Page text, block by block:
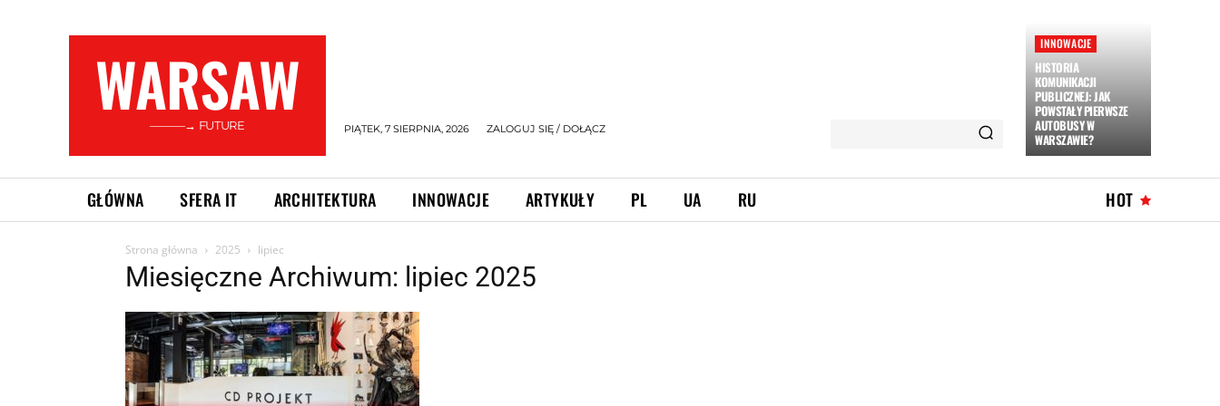
WARSAW
———→ FUTURE PIĄTEK, 7 SIERPNIA, 2026 ZALOGUJ SIĘ / DOŁĄCZ
INNOWACJE
HISTORIA
KOMUNIKACJI
PUBLICZNEJ: JAK
POWSTAŁY PIERWSZE
AUTOBUSY W
WARSZAWIE?
GŁÓWNA SFERA IT ARCHITEKTURA INNOWACJE ARTYKUŁY PL UA RU HOT
Strona główna 2025 lipiec
Miesięczne Archiwum: lipiec 2025